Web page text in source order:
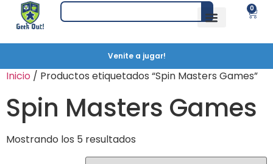
0
Venite a jugar!
Inicio / Productos etiquetados “Spin Masters Games”
Spin Masters Games
Mostrando los 5 resultados